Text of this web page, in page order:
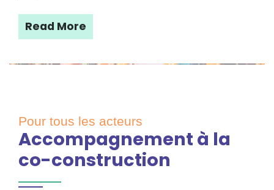
Read More
Pour tous les acteurs
Accompagnement à la
co-construction